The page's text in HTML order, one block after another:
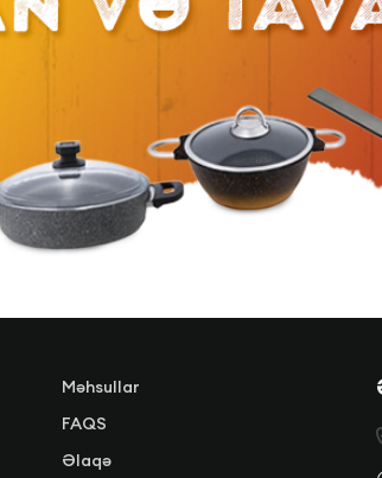
Məhsullar
FAQS
Əlaqə